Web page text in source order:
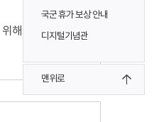
국군 휴가 보상 안내
디지털기념관
맨위로
해 설치·